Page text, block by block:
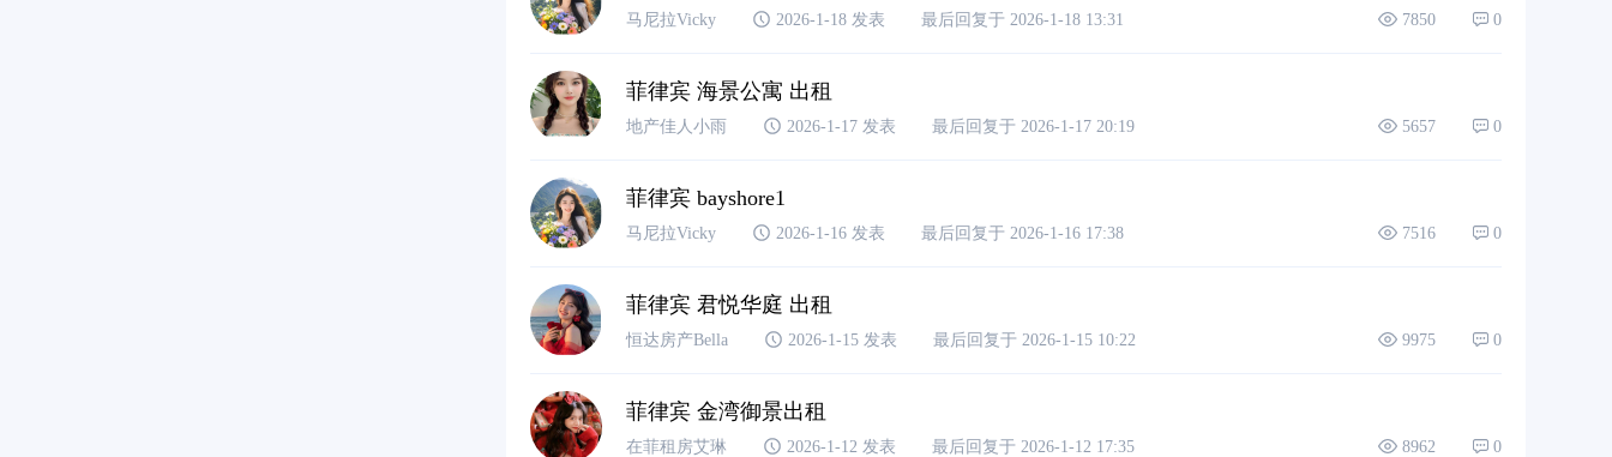
马尼拉Vicky 2026-1-18 发表 最后回复于 2026-1-18 13:31 7850 0
菲律宾 海景公寓 出租
地产佳人小雨 2026-1-17 发表 最后回复于 2026-1-17 20:19 5657 0
菲律宾 bayshore1
马尼拉Vicky 2026-1-16 发表 最后回复于 2026-1-16 17:38 7516 0
菲律宾 君悦华庭 出租
恒达房产Bella 2026-1-15 发表 最后回复于 2026-1-15 10:22 9975 0
菲律宾 金湾御景出租
在菲租房艾琳 2026-1-12 发表 最后回复于 2026-1-12 17:35 8962 0